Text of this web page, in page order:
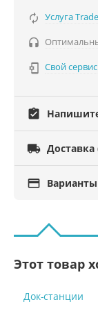
 Услуга

 Свой
assignment_turned_in
 Доставка

Этот товар
Док-станции